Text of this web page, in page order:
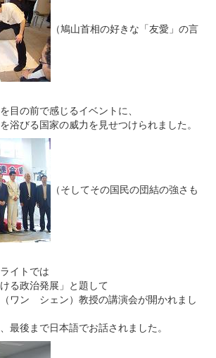
（鳩山首相の好きな「友愛」の言
目の前で感じるイベントに、
浴びる国家の威力を見せつけられました。
（そしてその国民の団結の強さも
イトでは
る政治発展」と題して
ワン シェン）教授の講演会が開かれまし
最後まで日本語でお話されました。